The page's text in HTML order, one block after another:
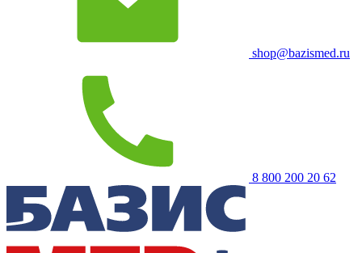
shop@bazismed.ru
8 800 200 20 62